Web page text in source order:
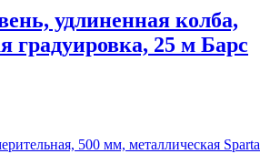
удлиненная колба,
градуировка, 25 м Барс